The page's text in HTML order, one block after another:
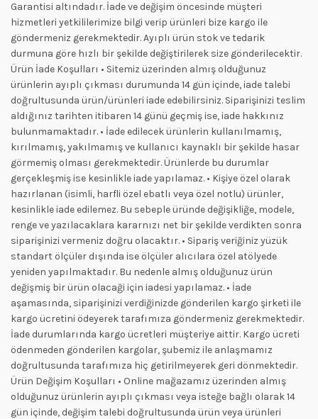
Garantisi altındadır. İade ve değişim öncesinde müşteri
hizmetleri yetkililerimize bilgi verip ürünleri bize kargo ile
göndermeniz gerekmektedir. Ayıplı ürün stok ve tedarik
durmuna göre hızlı bir şekilde değiştirilerek size gönderilecektir.
Ürün İade Koşulları • Sitemiz üzerinden almış olduğunuz
ürünlerin ayıplı çıkması durumunda 14 gün içinde, iade talebi
doğrultusunda ürün/ürünleri iade edebilirsiniz. Siparişinizi teslim
aldığınız tarihten itibaren 14 günü geçmiş ise, iade hakkınız
bulunmamaktadır. • İade edilecek ürünlerin kullanılmamış,
kırılmamış, yakılmamış ve kullanıcı kaynaklı bir şekilde hasar
görmemiş olması gerekmektedir. Ürünlerde bu durumlar
gerçekleşmiş ise kesinlikle iade yapılamaz. • Kişiye özel olarak
hazırlanan (isimli, harfli özel ebatlı veya özel notlu) ürünler,
kesinlikle iade edilemez. Bu sebeple üründe değişikliğe, modele,
renge ve yazılacaklara kararnızı net bir şekilde verdikten sonra
siparişinizi vermeniz doğru olacaktır. • Sipariş veriğiniz yüzük
standart ölçüler dışında ise ölçüler alıcılara özel atölyede
yeniden yapılmaktadır. Bu nedenle almış olduğunuz ürün
değişmiş bir ürün olacaği için iadesi yapılamaz. • İade
aşamasında, siparişinizi verdiğinizde gönderilen kargo şirketi ile
kargo ücretini ödeyerek tarafımıza göndermeniz gerekmektedir.
İade durumlarında kargo ücretleri müşteriye aittir. Kargo ücreti
ödenmeden gönderilen kargolar, şubemiz ile anlaşmamız
doğrultusunda tarafımıza hiç getirilmeyerek geri dönmektedir.
Ürün Değişim Koşulları • Online mağazamız üzerinden almış
olduğunuz ürünlerin ayıplı çıkması veya isteğe bağlı olarak 14
gün içinde, değişim talebi doğrultusunda ürün veya ürünleri